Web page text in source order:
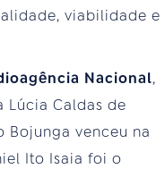
viabilidade e
Nacional,
Lúcia Caldas de
Bojunga venceu na
Ito Isaia foi o